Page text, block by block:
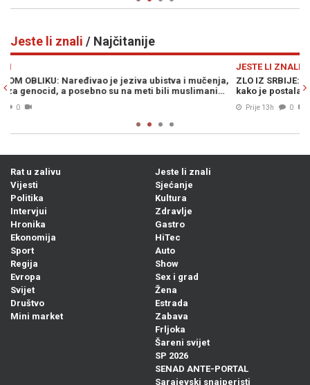
Jeste li znali / Najčitanije
ZLO IZ SRBIJE: Od ruke ove žene umirali su kao pokošeni, evo
kako je postala prvi masovni ubica u regiji…
Prije 13h
Rat u zalivu
Vijesti
Politika
Intervjui
Hronika
Ekonomija
Sport
Regija
Evropa
Svijet
Društvo
Mini market
Jeste li znali
Sjećanje
Kultura
Zdravlje
Gastro
HiTec
Auto
Show
Sex i grad
Žena
Estrada
Zabava
Frljoka
Šareni svijet
SP 2026
SENAD ANTE-PORTAL
Sarajevski snajperisti